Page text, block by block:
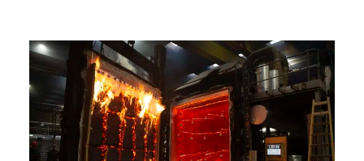
Search
Tilmeld nyhedsbrev
Presse og pressemeddelelser